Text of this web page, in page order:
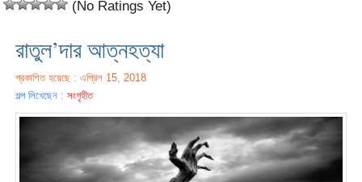
(No Ratings Yet)
রাতুল’দার আত্নহত্যা
প্রকাশিত হয়েছে : এপ্রিল 15, 2018
গল্প লিখেছেন :সংগৃহীত